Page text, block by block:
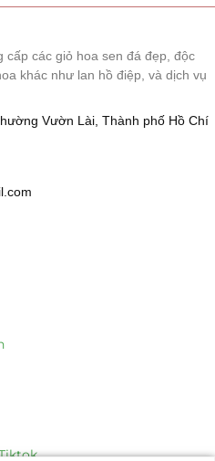
cấp các giỏ hoa sen đá đẹp, độc
khác như lan hồ điệp, và dịch vụ
Vườn Lài, Thành phố Hồ Chí